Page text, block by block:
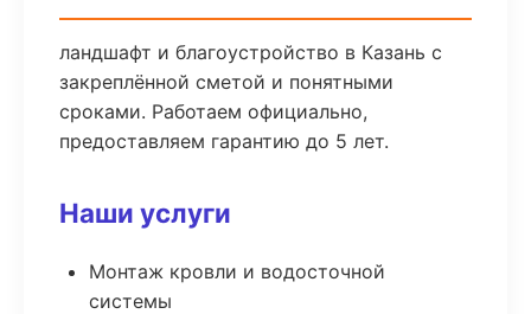
ландшафт и благоустройство в Казань с
закреплённой сметой и понятными
сроками. Работаем официально,
предоставляем гарантию до 5 лет.
Наши услуги
Монтаж кровли и водосточной
системы